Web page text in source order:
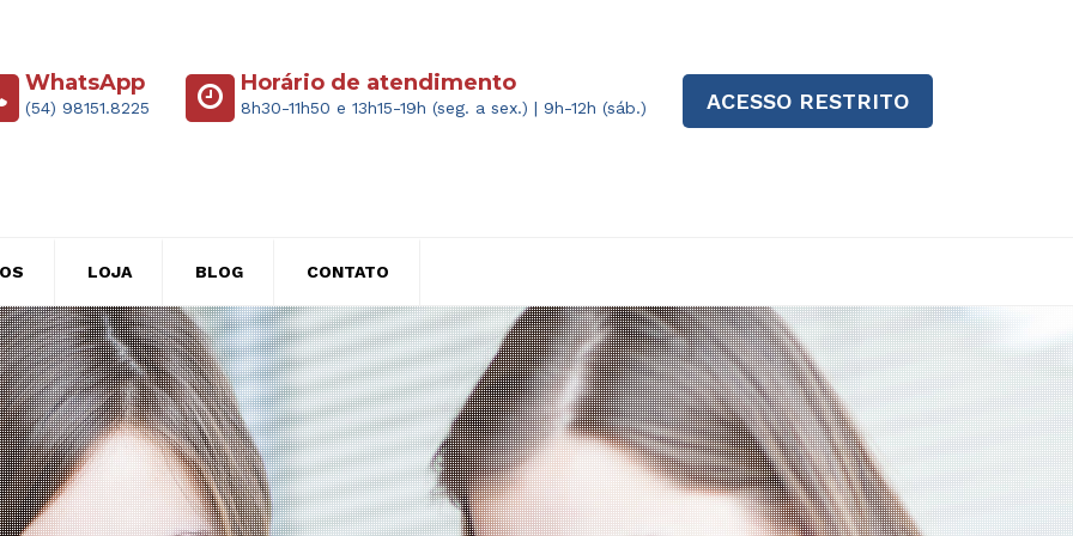
ACESSO RESTRITO
Horário de atendimento
8h30-11h50 e 13h15-19h (seg. a sex.) | 9h-12h (sáb.)
WhatsApp
(54) 98151.8225
LOJA BLOG CONTATO